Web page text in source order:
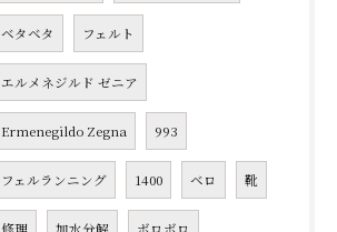
ベタベタ フェルト
エルメネジルド ゼニア
Ermenegildo Zegna 993
フェルランニング 1400 ベロ 靴